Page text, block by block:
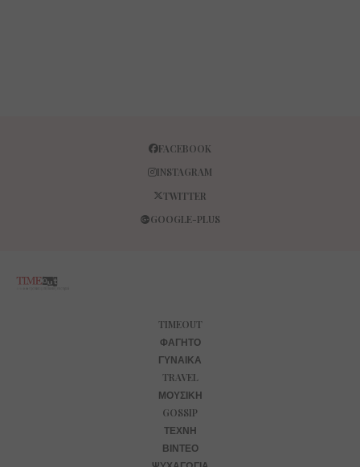
FACEBOOK
INSTAGRAM
TWITTER
GOOGLE-PLUS
TIMEOUT
ΦΑΓΗΤΌ
ΓΥΝΑΊΚΑ
TRAVEL
ΜΟΥΣΙΚΉ
GOSSIP
ΤΈΧΝΗ
ΒΊΝΤΕΟ